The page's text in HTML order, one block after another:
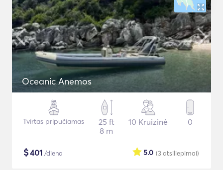
Oceanic Anemos
Tvirtas pripučiamas
25 ft
8 m
10 Kruizinė 0
$401 /diena (3atsiliepimai)
5.0